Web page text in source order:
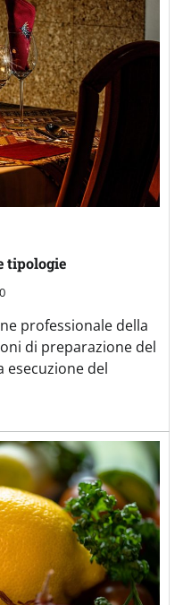
tipologie
0
professionale della
di preparazione del
esecuzione del